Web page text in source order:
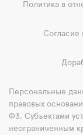
Политика в
Согласие
Персональные
правовых
ФЗ. Субъектами
неограниченным